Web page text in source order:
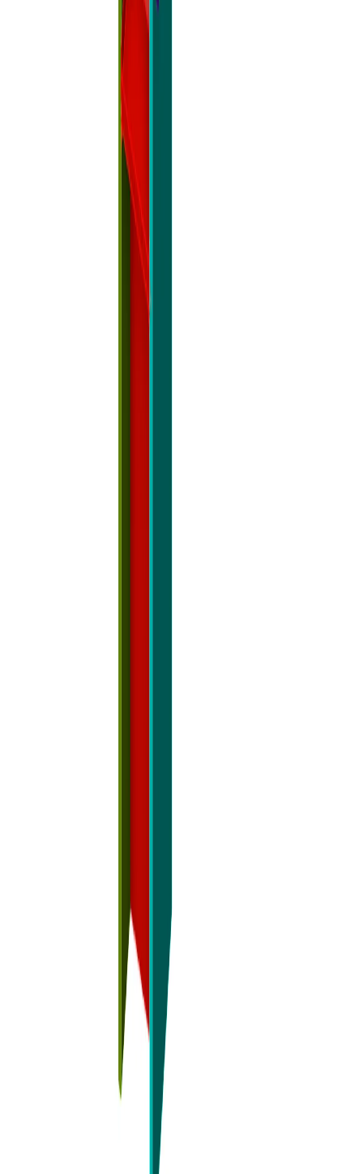
Jelenleg az acél elemek hőmérsékletét máshol kell kiszámítani, majd
be kell állítani az acéllemezek hőmérsékletét. A hegesztések és
csavarok hőmérsékletét a csatlakozó részek legmagasabb
hőmérsékletének feltételezik.